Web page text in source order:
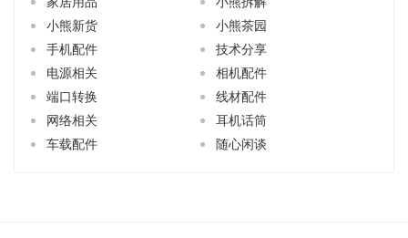
小熊新货
小熊茶园
手机配件
技术分享
电源相关
相机配件
端口转换
线材配件
网络相关
耳机话筒
车载配件
随心闲谈